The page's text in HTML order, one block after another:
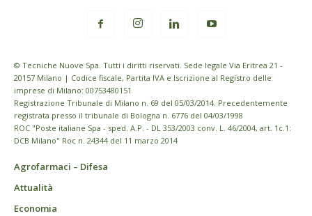
© Tecniche Nuove Spa. Tutti i diritti riservati. Sede legale Via Eritrea 21 -
20157 Milano | Codice fiscale, Partita IVA e Iscrizione al Registro delle
imprese di Milano: 00753480151
Registrazione Tribunale di Milano n. 69 del 05/03/2014. Precedentemente
registrata presso il tribunale di Bologna n. 6776 del 04/03/1998
ROC "Poste italiane Spa - sped. A.P. - DL 353/2003 conv. L. 46/2004, art. 1c.1:
DCB Milano" Roc n. 24344 del 11 marzo 2014
Agrofarmaci – Difesa
Attualità
Economia